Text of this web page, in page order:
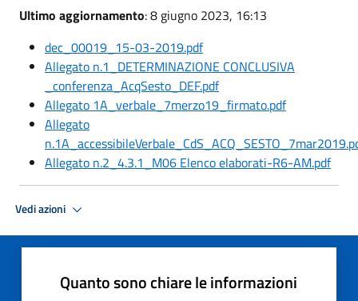
Ultimo aggiornamento: 8 giugno 2023, 16:13
dec_00019_15-03-2019.pdf
Allegato n.1_DETERMINAZIONE CONCLUSIVA
_conferenza_AcqSesto_DEF.pdf
Allegato 1A_verbale_7merzo19_firmato.pdf
Allegato
Allegato n.2_4.3.1_M06 Elenco elaborati-R6-AM.pdf
Vedi azioni
Quanto sono chiare le informazioni